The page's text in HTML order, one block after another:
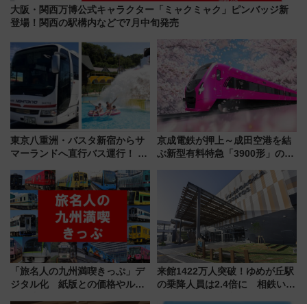
大阪・関西万博公式キャラクター「ミャクミャク」ピンバッジ新
登場！関西の駅構内などで7月中旬発売
東京八重洲・バスタ新宿からサ
マーランドへ直行バス運行！ お
推し活を楽しもう！（2026年
8/1～31）
京成電鉄が押上～成田空港を結
ぶ新型有料特急「3900形」のコ
募集も実施
「旅名人の九州満喫きっぷ」デ
ジタル化 紙版との価格やルー
来館1422万人突破！ゆめが丘駅
の乗降人員は2.4倍に 相鉄いず